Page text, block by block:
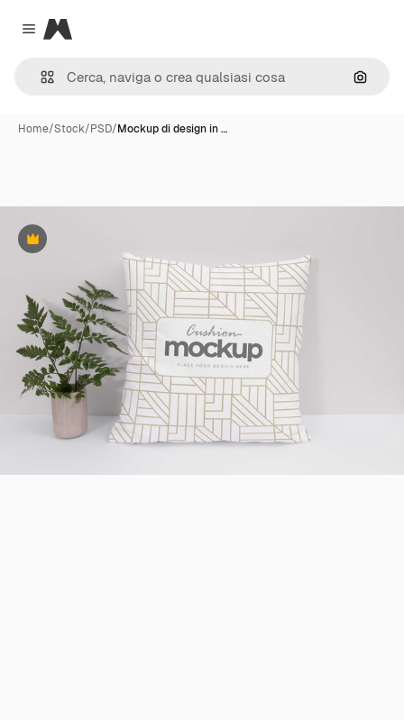
Close menu
Magnific
Cerca
Home/Stock/PSD/Mockup di design in …
Premium